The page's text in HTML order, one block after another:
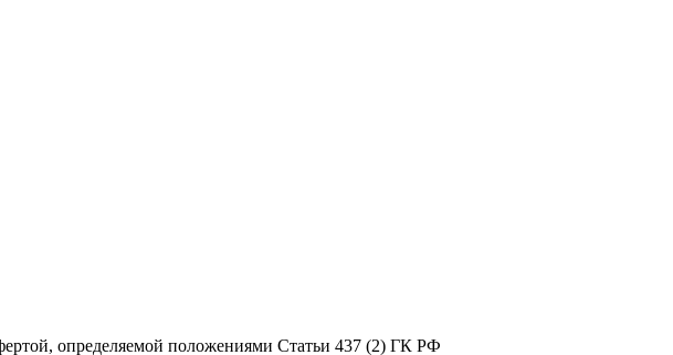
определяемой положениями Статьи 437 (2) ГК РФ